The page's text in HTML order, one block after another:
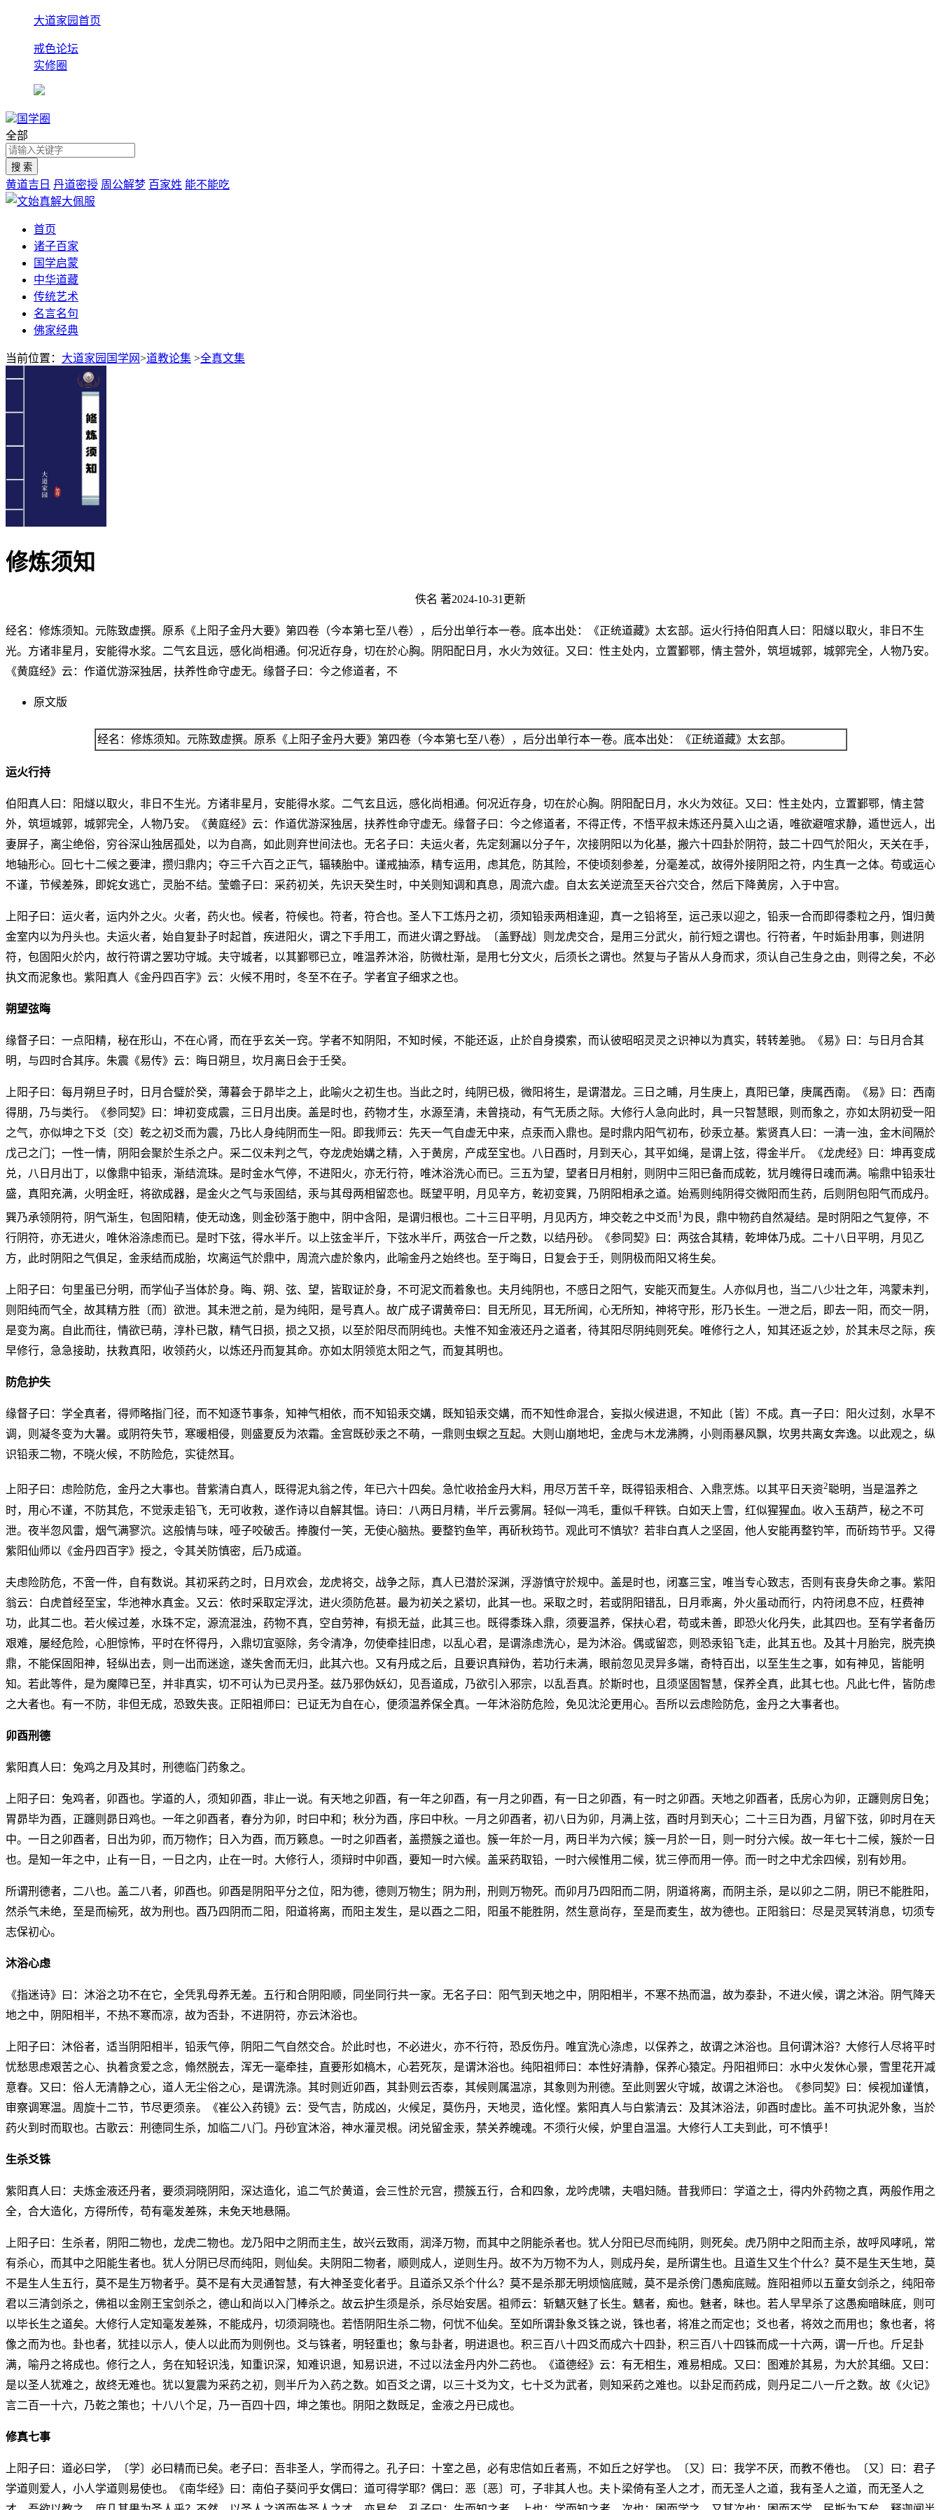
大道家园首页
戒色论坛
实修圈
国学圈
全部
黄道吉日 丹道密授 周公解梦 百家姓 能不能吃
首页
诸子百家
国学启蒙
中华道藏
传统艺术
名言名句
佛家经典
当前位置： 大道家园国学网>道教论集 >全真文集
修炼须知
佚名 著2024-10-31更新
经名：修炼须知。元陈致虚撰。原系《上阳子金丹大要》第四卷（今本第七至八卷），后分出单行本一卷。底本出处：《正统道藏》太玄部。运火行持伯阳真人曰：阳燧以取火，非日不生
光。方诸非星月，安能得水浆。二气玄且远，感化尚相通。何况近存身，切在於心胸。阴阳配日月，水火为效征。又曰：性主处内，立置鄞鄂，情主营外，筑垣城郭，城郭完全，人物乃安。
《黄庭经》云：作道优游深独居，扶养性命守虚无。缘督子曰：今之修道者，不
原文版
经名：修炼须知。元陈致虚撰。原系《上阳子金丹大要》第四卷（今本第七至八卷），后分出单行本一卷。底本出处：《正统道藏》太玄部。
运火行持
伯阳真人曰：阳燧以取火，非日不生光。方诸非星月，安能得水浆。二气玄且远，感化尚相通。何况近存身，切在於心胸。阴阳配日月，水火为效征。又曰：性主处内，立置鄞鄂，情主营
外，筑垣城郭，城郭完全，人物乃安。《黄庭经》云：作道优游深独居，扶养性命守虚无。缘督子曰：今之修道者，不得正传，不悟平叔未炼还丹莫入山之语，唯欲避喧求静，遁世远人，出
妻屏子，离尘绝俗，穷谷深山独居孤处，以为自高，如此则弃世间法也。无名子曰：夫运火者，先定刻漏以分子午，次接阴阳以为化基，搬六十四卦於阴符，鼓二十四气於阳火，天关在手，
地轴形心。回七十二候之要津，攒归鼎内；夺三千六百之正气，辐辏胎中。谨戒抽添，精专运用，虑其危，防其险，不使顷刻参差，分毫差忒，故得外接阴阳之符，内生真一之体。苟或运心
不谨，节候差殊，即姹女逃亡，灵胎不结。莹蟾子曰：采药初关，先识天癸生时，中关则知调和真息，周流六虚。自太玄关逆流至天谷穴交合，然后下降黄房，入于中宫。
上阳子曰：运火者，运内外之火。火者，药火也。候者，符候也。符者，符合也。圣人下工炼丹之初，须知铅汞两相逢迎，真一之铅将至，运己汞以迎之，铅汞一合而即得黍粒之丹，饵归黄
金室内以为丹头也。夫运火者，始自复卦子时起首，疾进阳火，谓之下手用工，而进火谓之野战。〔盖野战〕则龙虎交合，是用三分武火，前行短之谓也。行符者，午时姤卦用事，则进阴
符，包固阳火於内，故行符谓之罢功守城。夫守城者，以其鄞鄂已立，唯温养沐浴，防微杜渐，是用七分文火，后须长之谓也。然复与子皆从人身而求，须认自己生身之由，则得之矣，不必
执文而泥象也。紫阳真人《金丹四百字》云：火候不用时，冬至不在子。学者宜子细求之也。
朔望弦晦
缘督子曰：一点阳精，秘在形山，不在心肾，而在乎玄关一窍。学者不知阴阳，不知时候，不能还返，止於自身摸索，而认彼昭昭灵灵之识神以为真实，转转差驰。《易》曰：与日月合其
明，与四时合其序。朱震《易传》云：晦日朔旦，坎月离日会于壬癸。
上阳子曰：每月朔旦子时，日月合璧於癸，薄暮会于昴毕之上，此喻火之初生也。当此之时，纯阴已极，微阳将生，是谓潜龙。三日之晡，月生庚上，真阳已肇，庚属西南。《易》曰：西南
得朋，乃与类行。《参同契》曰：坤初变成震，三日月出庚。盖是时也，药物才生，水源至清，未曾挠动，有气无质之际。大修行人急向此时，具一只智慧眼，则而象之，亦如太阴初受一阳
之气，亦似坤之下爻〔交〕乾之初爻而为震，乃比人身纯阴而生一阳。即我师云：先天一气自虚无中来，点汞而入鼎也。是时鼎内阳气初布，砂汞立基。紫贤真人曰：一清一浊，金木间隔於
戊己之门；一性一情，阴阳会聚於生杀之户。采二仪未判之气，夺龙虎始媾之精，入于黄房，产成至宝也。八日酉时，月到天心，其平如绳，是谓上弦，得金半斤。《龙虎经》曰：坤再变成
兑，八日月出丁，以像鼎中铅汞，渐结流珠。是时金水气停，不进阳火，亦无行符，唯沐浴洗心而已。三五为望，望者日月相射，则阴中三阳已备而成乾，犹月魄得日魂而满。喻鼎中铅汞壮
盛，真阳充满，火明金旺，将欲成器，是金火之气与汞固结，汞与其母两相留恋也。既望平明，月见辛方，乾初变巽，乃阴阳相承之道。始焉则纯阴得交微阳而生药，后则阴包阳气而成丹。
巽乃承领阴符，阴气渐生，包固阳精，使无动逸，则金砂落于胞中，阴中含阳，是谓归根也。二十三日平明，月见丙方，坤交乾之中爻而1 为艮，鼎中物药自然凝结。是时阴阳之气复停，不
行阴符，亦无进火，唯休浴涤虑而已。是时下弦，得水半斤。以上弦金半斤，下弦水半斤，两弦合一斤之数，以结丹砂。《参同契》曰：两弦合其精，乾坤体乃成。二十八日平明，月见乙
方，此时阴阳之气俱足，金汞结而成胎，坎离运气於鼎中，周流六虚於象内，此喻金丹之始终也。至于晦日，日复会于壬，则阴极而阳又将生矣。
上阳子曰：句里虽已分明，而学仙子当体於身。晦、朔、弦、望，皆取证於身，不可泥文而着象也。夫月纯阴也，不感日之阳气，安能灭而复生。人亦似月也，当二八少壮之年，鸿蒙未判，
则阳纯而气全，故其精方胜〔而〕欲泄。其未泄之前，是为纯阳，是号真人。故广成子谓黄帝曰：目无所见，耳无所闻，心无所知，神将守形，形乃长生。一泄之后，即去一阳，而交一阴，
是变为离。自此而往，情欲已萌，淳朴已散，精气日损，损之又损，以至於阳尽而阴纯也。夫惟不知金液还丹之道者，待其阳尽阴纯则死矣。唯修行之人，知其还返之妙，於其未尽之际，疾
早修行，急急接助，扶救真阳，收领药火，以炼还丹而复其命。亦如太阴领览太阳之气，而复其明也。
防危护失
缘督子曰：学全真者，得师略指门径，而不知逐节事条，知神气相依，而不知铅汞交媾，既知铅汞交媾，而不知性命混合，妄拟火候进退，不知此〔皆〕不成。真一子曰：阳火过刻，水旱不
调，则凝冬变为大暑。或阴符失节，寒暖相侵，则盛夏反为浓霜。金宫既砂汞之不萌，一鼎则虫螟之互起。大则山崩地圯，金虎与木龙沸腾，小则雨暴风飘，坎男共离女奔逸。以此观之，纵
识铅汞二物，不晓火候，不防险危，实徒然耳。
上阳子曰：虑险防危，金丹之大事也。昔紫清白真人，既得泥丸翁之传，年已六十四矣。急忙收拾金丹大料，用尽万苦千辛，既得铅汞相合、入鼎烹炼。以其平日天资2聪明，当是温养之
时，用心不谨，不防其危，不觉汞走铅飞，无可收救，遂作诗以自解其愠。诗曰：八两日月精，半斤云雾屑。轻似一鸿毛，重似千秤铁。白如天上雪，红似猩猩血。收入玉葫芦，秘之不可
泄。夜半忽风雷，烟气满寥泬。这般情与味，哑子咬破舌。捧腹付一笑，无使心脑热。要整钓鱼竿，再斫秋筠节。观此可不慎欤？若非白真人之坚固，他人安能再整钓竿，而斫筠节乎。又得
紫阳仙师以《金丹四百字》授之，令其关防慎密，后乃成道。
夫虑险防危，不啻一件，自有数说。其初采药之时，日月欢会，龙虎将交，战争之际，真人已潜於深渊，浮游慎守於规中。盖是时也，闭塞三宝，唯当专心致志，否则有丧身失命之事。紫阳
翁云：白虎首经至宝，华池神水真金。又云：依时采取定浮沈，进火须防危甚。最为初关之紧切，此其一也。采取之时，若或阴阳错乱，日月乖离，外火虽动而行，内符闭息不应，枉费神
功，此其二也。若火候过差，水珠不定，源流混浊，药物不真，空自劳神，有损无益，此其三也。既得黍珠入鼎，须要温养，保扶心君，苟或未善，即恐火化丹失，此其四也。至有学者备历
艰难，屡经危险，心胆惊怖，平时在怀得丹，入鼎切宜驱除，务令清净，勿使牵挂旧虑，以乱心君，是谓涤虑洗心，是为沐浴。偶或留恋，则恐汞铅飞走，此其五也。及其十月胎完，脱壳换
鼎，不能保固阳神，轻纵出去，则一出而迷途，遂失舍而无归，此其六也。又有丹成之后，且要识真辩伪，若功行未满，眼前忽见灵异多端，奇特百出，以至生生之事，如有神见，皆能明
知。若此等件，是为魔障已至，并非真实，切不可认为已灵丹圣。兹乃邪伪妖幻，见吾道成，乃欲引入邪宗，以乱吾真。於斯时也，且须坚固智慧，保养全真，此其七也。凡此七件，皆防虑
之大者也。有一不防，非但无成，恐致失丧。正阳祖师曰：已证无为自在心，便须温养保全真。一年沐浴防危险，免见沈沦更用心。吾所以云虑险防危，金丹之大事者也。
卯酉刑德
紫阳真人曰：兔鸡之月及其时，刑德临门药象之。
上阳子曰：兔鸡者，卯酉也。学道的人，须知卯酉，非止一说。有天地之卯酉，有一年之卯酉，有一月之卯酉，有一日之卯酉，有一时之卯酉。天地之卯酉者，氐房心为卯，正躔则房日兔；
胃昴毕为酉，正躔则昴日鸡也。一年之卯酉者，春分为卯，时曰中和；秋分为酉，序曰中秋。一月之卯酉者，初八日为卯，月满上弦，酉时月到天心；二十三日为酉，月留下弦，卯时月在天
中。一日之卯酉者，日出为卯，而万物作；日入为酉，而万籁息。一时之卯酉者，盖攒簇之道也。簇一年於一月，两日半为六候；簇一月於一日，则一时分六候。故一年七十二候，簇於一日
也。是知一年之中，止有一日，一日之内，止在一时。大修行人，须辩时中卯酉，要知一时六候。盖采药取铅，一时六候惟用二候，犹三停而用一停。而一时之中尤余四候，别有妙用。
所谓刑德者，二八也。盖二八者，卯酉也。卯酉是阴阳平分之位，阳为德，德则万物生；阴为刑，刑则万物死。而卯月乃四阳而二阴，阴道将离，而阴主杀，是以卯之二阴，阴已不能胜阳，
然杀气未绝，至是而榆死，故为刑也。酉乃四阴而二阳，阳道将离，而阳主发生，是以酉之二阳，阳虽不能胜阴，然生意尚存，至是而麦生，故为德也。正阳翁曰：尽是灵冥转消息，切须专
志保初心。
沐浴心虑
《指迷诗》曰：沐浴之功不在它，全凭乳母养无差。五行和合阴阳顺，同坐同行共一家。无名子曰：阳气到天地之中，阴阳相半，不寒不热而温，故为泰卦，不进火候，谓之沐浴。阴气降天
地之中，阴阳相半，不热不寒而凉，故为否卦，不进阴符，亦云沐浴也。
上阳子曰：沐俗者，适当阴阳相半，铅汞气停，阴阳二气自然交合。於此时也，不必进火，亦不行符，恐反伤丹。唯宜洗心涤虑，以保养之，故谓之沐浴也。且何谓沐浴？大修行人尽将平时
忧愁思虑艰苦之心、执着贪爱之念，翛然脱去，浑无一毫牵挂，直要形如槁木，心若死灰，是谓沐浴也。纯阳祖师曰：本性好清静，保养心猿定。丹阳祖师曰：水中火发休心景，雪里花开减
意春。又曰：俗人无清静之心，道人无尘俗之心，是谓洗涤。其时则近卯酉，其卦则云否泰，其候则属温凉，其象则为刑德。至此则罢火守城，故谓之沐浴也。《参同契》曰：候视加谨慎，
审察调寒温。周旋十二节，节尽更须亲。《崔公入药镜》云：受气吉，防成凶，火候足，莫伤丹，天地灵，造化悭。紫阳真人与白紫清云：及其沐浴法，卯酉时虚比。盖不可执泥外象，当於
药火到时而取也。古歌云：刑德同生杀，加临二八门。丹砂宜沐浴，神水灌灵根。闭兑留金汞，禁关养魄魂。不须行火候，炉里自温温。大修行人工夫到此，可不慎乎！
生杀爻铢
紫阳真人曰：夫炼金液还丹者，要须洞晓阴阳，深达造化，追二气於黄道，会三性於元宫，攒簇五行，合和四象，龙吟虎啸，夫唱妇随。昔我师曰：学道之士，得内外药物之真，两般作用之
全，合大造化，方得所传，苟有毫发差殊，未免天地悬隔。
上阳子曰：生杀者，阴阳二物也，龙虎二物也。龙乃阳中之阴而主生，故兴云致雨，润泽万物，而其中之阴能杀者也。犹人分阳已尽而纯阴，则死矣。虎乃阴中之阳而主杀，故呼风哮吼，常
有杀心，而其中之阳能生者也。犹人分阴已尽而纯阳，则仙矣。夫阴阳二物者，顺则成人，逆则生丹。故不为万物不为人，则成丹矣，是所谓生也。且道生又生个什么？莫不是生天生地，莫
不是生人生五行，莫不是生万物者乎。莫不是有大灵通智慧，有大神圣变化者乎。且道杀又杀个什么？莫不是杀那无明烦恼底贼，莫不是杀傍门愚痴底贼。旌阳祖师以五童女剑杀之，纯阳帝
君以三清剑杀之，佛祖以金刚王宝剑杀之，德山和尚以入门棒杀之。故云护生须是杀，杀尽始安居。祖师云：斩魑灭魅了长生。魑者，痴也。魅者，昧也。若人早早杀了这愚痴暗昧底，则可
以毕长生之道矣。大修行人定知毫发差殊，不能成丹，切须洞晓也。若悟阴阳生杀二物，何忧不仙矣。至如所谓卦象爻铢之说，铢也者，将准之而定也；爻也者，将效之而用也；象也者，将
像之而为也。卦也者，犹挂以示人，使人以此而为则例也。爻与铢者，明轻重也；象与卦者，明进退也。积三百八十四爻而成六十四卦，积三百八十四铢而成一十六两，谓一斤也。斤足卦
满，喻丹之将成也。修行之人，务在知轻识浅，知重识深，知难识退，知易识进，不过以法金丹内外二药也。《道德经》云：有无相生，难易相成。又曰：图难於其易，为大於其细。又曰：
是以圣人犹难之，故终无难也。犹以复震为采药之初，则半斤为入药之数。如百爻之谓，以三十爻为文，七十爻为武者，则知采药之难也。以卦足而药成，则丹足二八一斤之数。故《火记》
言二百一十六，乃乾之策也；十八八个足，乃一百四十四，坤之策也。阴阳之数既足，金液之丹已成也。
修真七事
上阳子曰：道必曰学，〔学〕必曰精而已矣。老子曰：吾非圣人，学而得之。孔子曰：十室之邑，必有忠信如丘者焉，不如丘之好学也。〔又〕曰：我学不厌，而教不倦也。〔又〕曰：君子
学道则爱人，小人学道则易使也。《南华经》曰：南伯子葵问乎女偶曰：道可得学耶？偶曰：恶〔恶〕可，子非其人也。夫卜梁倚有圣人之才，而无圣人之道，我有圣人之道，而无圣人之